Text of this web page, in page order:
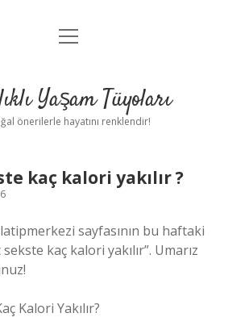
Anasayfa
Yasal Uyarı
menüyü
Yaşam Tüyoları
önerilerle hayatını renklendir!
kaç kalori yakılır ?
sayfasının bu haftaki
kaç kalori yakılır”. Umarız
Kalori Yakılır?